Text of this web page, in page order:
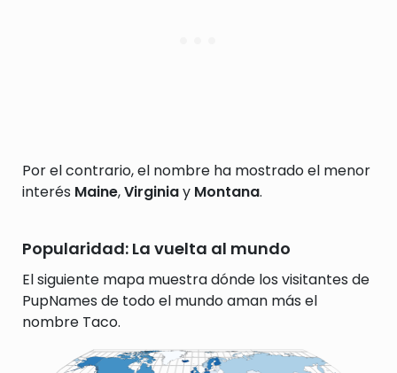
Por el contrario, el nombre ha mostrado el menor
interés Maine,Virginiay Montana.
Popularidad: La vuelta al mundo
El siguiente mapa muestra dónde los visitantes de
PupNames de todo el mundo aman más el
nombre Taco.